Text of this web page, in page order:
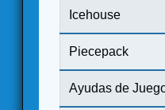
Icehouse
Piecepack
Ayudas de